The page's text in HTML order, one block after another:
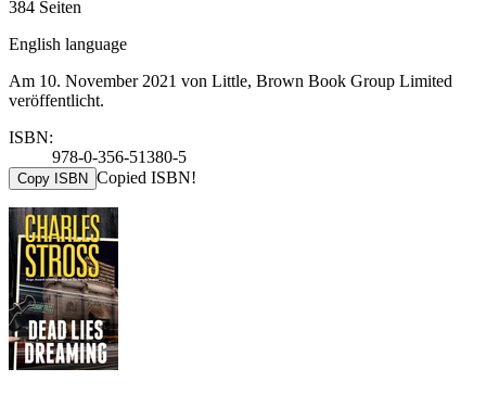
384 Seiten
English language
Am 10. November 2021 von Little, Brown Book Group Limited
veröffentlicht.
ISBN:
978-0-356-51380-5
Copy ISBN Copied ISBN!